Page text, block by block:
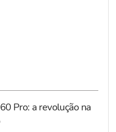
Pro: a revolução na